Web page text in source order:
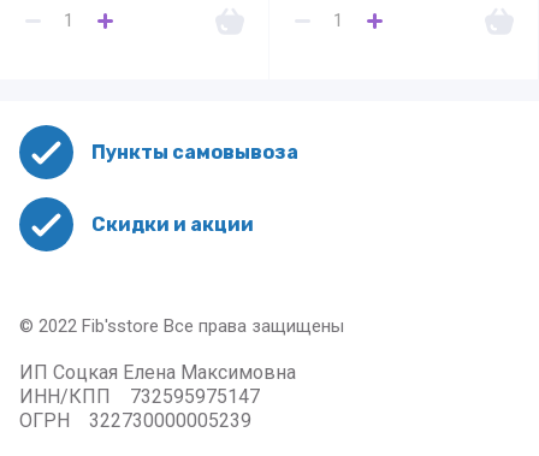
Пункты самовывоза
Скидки и акции
© 2022 Fib'sstore Все права защищены
ИП Соцкая Елена Максимовна
ИНН/КПП 732595975147
ОГРН 322730000005239